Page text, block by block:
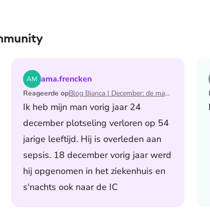
waarin ik mijn man verloor
ama.frencken
Reageerde op Blog Bianca | December: de maand waarin ik mijn man verloor
Ik heb mijn man vorig jaar 24
december plotseling verloren op 54
jarige leeftijd. Hij is overleden aan
sepsis. 18 december vorig jaar werd
hij opgenomen in het ziekenhuis en
s'nachts ook naar de IC
Lees het artikel Blog Bianca | December: de maand